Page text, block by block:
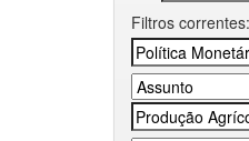
Filtros correntes: